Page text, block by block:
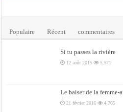
Populaire Récent commentaires
Si tu passes la rivière
12 août 2015 5,571
Le baiser de la femme-
21 février 2016 4,765